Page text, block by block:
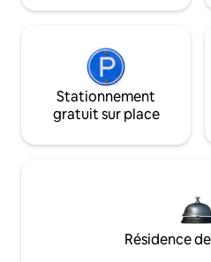
Stationnement
gratuit sur place
Résidence